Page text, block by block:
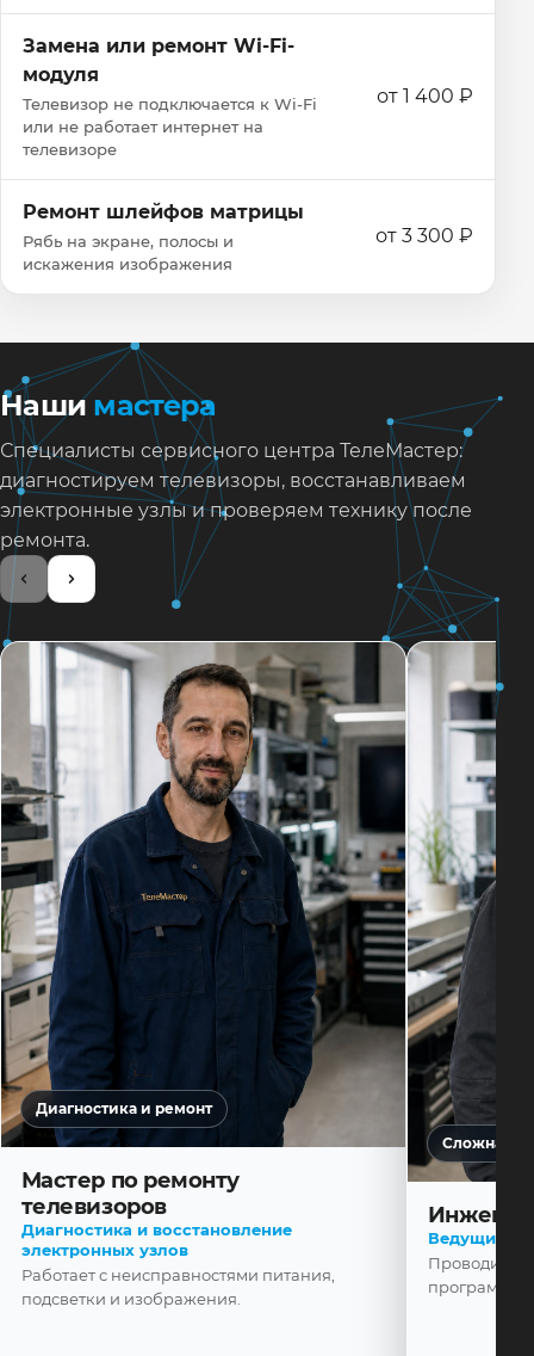
Замена или ремонт Wi‑Fi-
модуля
Телевизор не подключается к Wi‑Fi
или не работает интернет на
телевизоре
от 1 400 ₽
Ремонт шлейфов матрицы
Рябь на экране, полосы и
искажения изображения
от 3 300 ₽
Нашимастера
Специалисты сервисного центра ТелеМастер:
диагностируем телевизоры, восстанавливаем
электронные узлы и проверяем технику после
ремонта.
Диагностика и ремонт
Мастер по ремонту
телевизоров
Диагностика и восстановление
электронных узлов
Работает с неисправностями питания,
подсветки и изображения.
Сложная
Ведущий
Проводит